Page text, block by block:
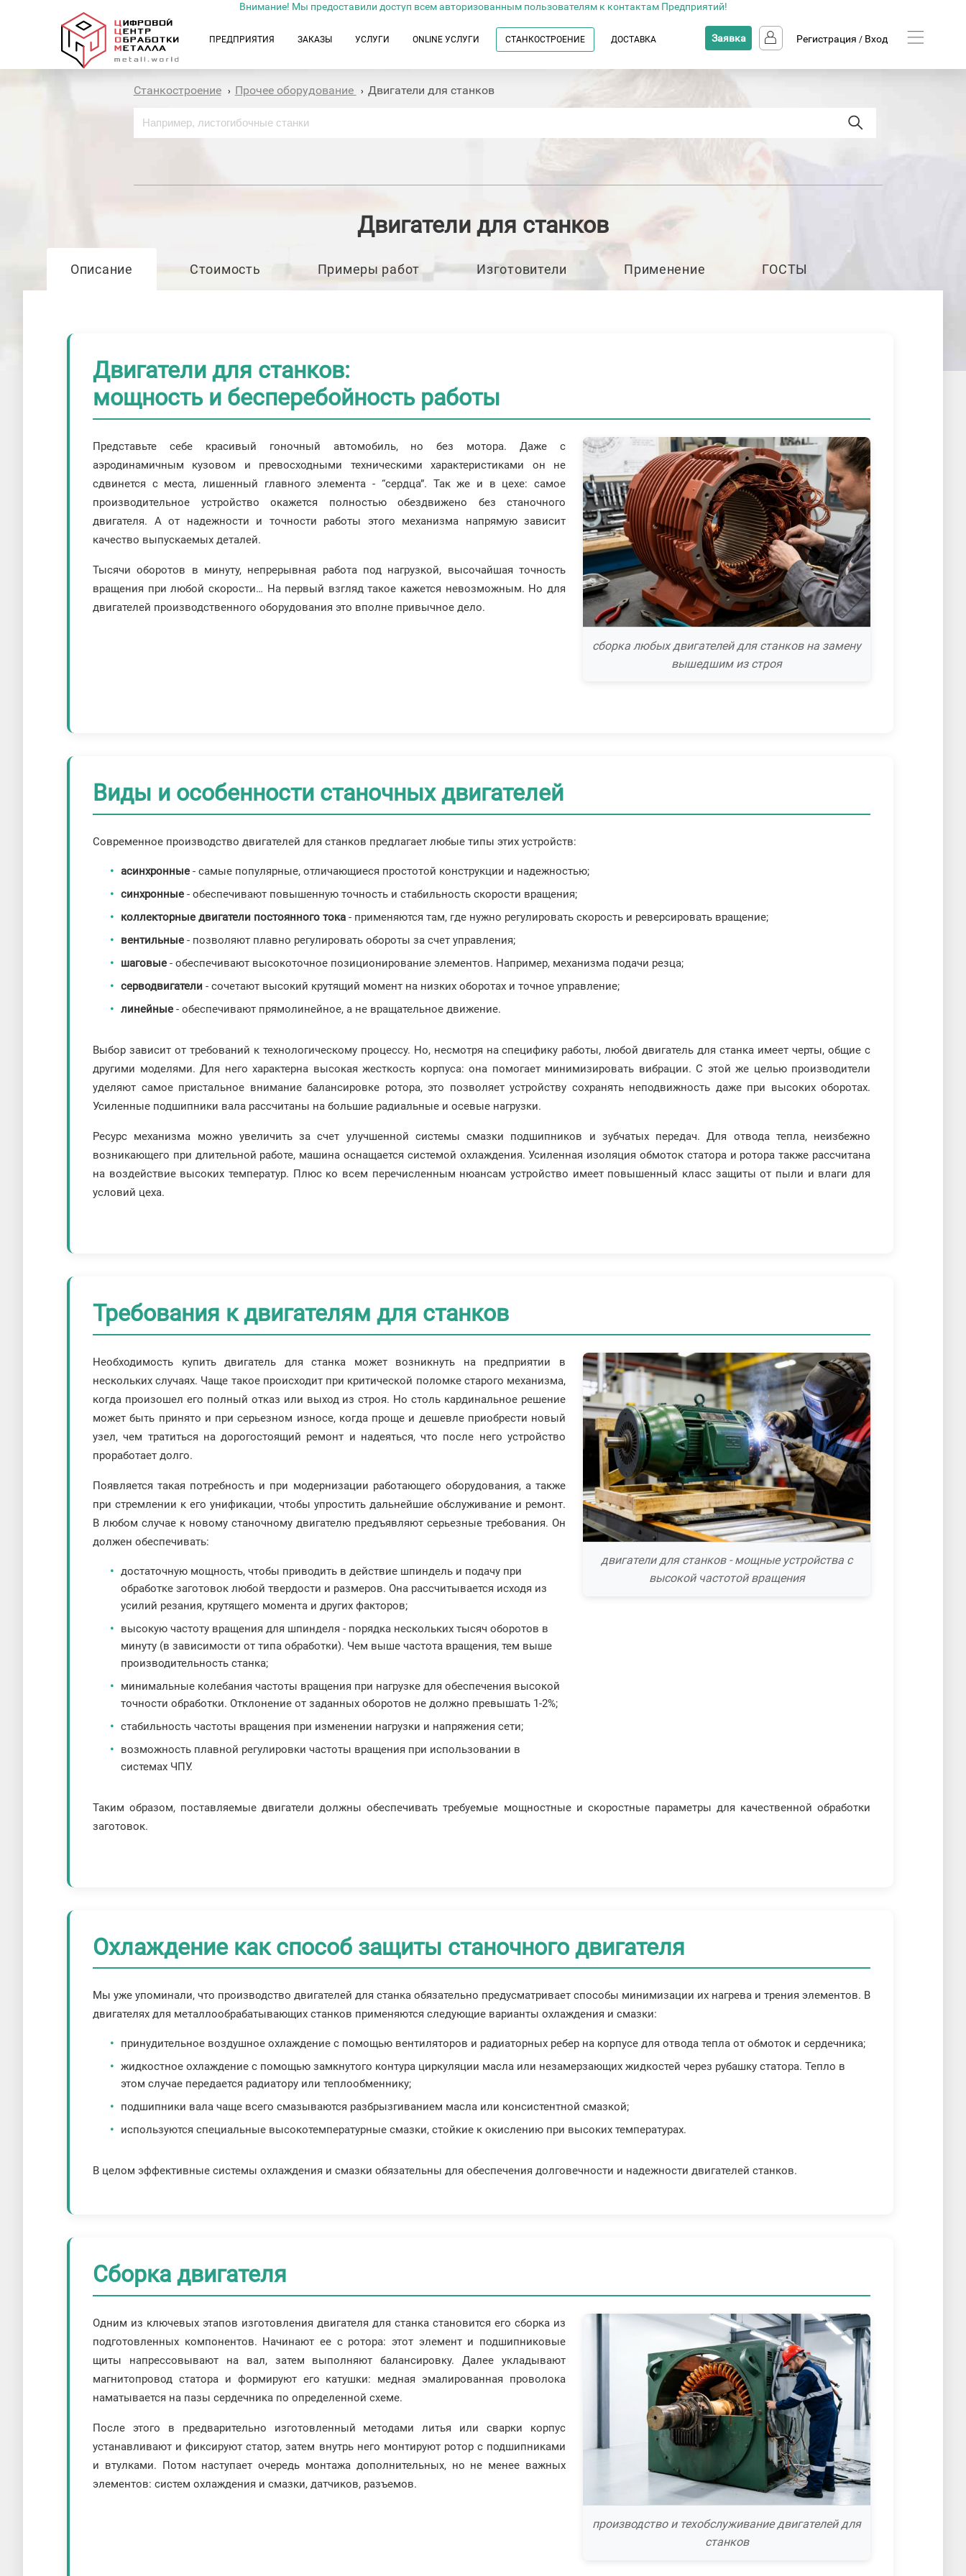
Внимание! Мы предоставили доступ всем авторизованным пользователям к контактам Предприятий!
ПРЕДПРИЯТИЯ ЗАКАЗЫ УСЛУГИ ONLINE УСЛУГИ СТАНКОСТРОЕНИЕ ДОСТАВКА Заявка Регистрация / Вход
Станкостроение› Прочее оборудование › Двигатели для станков
Двигатели для станков
Описание Стоимость Примеры работ Изготовители Применение ГОСТЫ
Двигатели для станков:
мощность и бесперебойность работы
сборка любых двигателей для станков на замену
вышедшим из строя
Представьте себе красивый гоночный автомобиль, но без мотора. Даже с
аэродинамичным кузовом и превосходными техническими характеристиками он не
сдвинется с места, лишенный главного элемента - “сердца”. Так же и в цехе: самое
производительное устройство окажется полностью обездвижено без станочного
двигателя. А от надежности и точности работы этого механизма напрямую зависит
качество выпускаемых деталей.
Тысячи оборотов в минуту, непрерывная работа под нагрузкой, высочайшая точность
вращения при любой скорости… На первый взгляд такое кажется невозможным. Но для
двигателей производственного оборудования это вполне привычное дело.
Виды и особенности станочных двигателей
Современное производство двигателей для станков предлагает любые типы этих устройств:
асинхронные - самые популярные, отличающиеся простотой конструкции и надежностью;
синхронные - обеспечивают повышенную точность и стабильность скорости вращения;
коллекторные двигатели постоянного тока - применяются там, где нужно регулировать скорость и реверсировать вращение;
вентильные - позволяют плавно регулировать обороты за счет управления;
шаговые - обеспечивают высокоточное позиционирование элементов. Например, механизма подачи резца;
серводвигатели - сочетают высокий крутящий момент на низких оборотах и точное управление;
линейные - обеспечивают прямолинейное, а не вращательное движение.
Выбор зависит от требований к технологическому процессу. Но, несмотря на специфику работы, любой двигатель для станка имеет черты, общие с
другими моделями. Для него характерна высокая жесткость корпуса: она помогает минимизировать вибрации. С этой же целью производители
уделяют самое пристальное внимание балансировке ротора, это позволяет устройству сохранять неподвижность даже при высоких оборотах.
Усиленные подшипники вала рассчитаны на большие радиальные и осевые нагрузки.
Ресурс механизма можно увеличить за счет улучшенной системы смазки подшипников и зубчатых передач. Для отвода тепла, неизбежно
возникающего при длительной работе, машина оснащается системой охлаждения. Усиленная изоляция обмоток статора и ротора также рассчитана
на воздействие высоких температур. Плюс ко всем перечисленным нюансам устройство имеет повышенный класс защиты от пыли и влаги для
условий цеха.
Требования к двигателям для станков
двигатели для станков - мощные устройства с
высокой частотой вращения
Необходимость купить двигатель для станка может возникнуть на предприятии в
нескольких случаях. Чаще такое происходит при критической поломке старого механизма,
когда произошел его полный отказ или выход из строя. Но столь кардинальное решение
может быть принято и при серьезном износе, когда проще и дешевле приобрести новый
узел, чем тратиться на дорогостоящий ремонт и надеяться, что после него устройство
проработает долго.
Появляется такая потребность и при модернизации работающего оборудования, а также
при стремлении к его унификации, чтобы упростить дальнейшие обслуживание и ремонт.
В любом случае к новому станочному двигателю предъявляют серьезные требования. Он
должен обеспечивать:
достаточную мощность, чтобы приводить в действие шпиндель и подачу при
обработке заготовок любой твердости и размеров. Она рассчитывается исходя из
усилий резания, крутящего момента и других факторов;
высокую частоту вращения для шпинделя - порядка нескольких тысяч оборотов в
минуту (в зависимости от типа обработки). Чем выше частота вращения, тем выше
производительность станка;
минимальные колебания частоты вращения при нагрузке для обеспечения высокой
точности обработки. Отклонение от заданных оборотов не должно превышать 1-2%;
стабильность частоты вращения при изменении нагрузки и напряжения сети;
возможность плавной регулировки частоты вращения при использовании в
системах ЧПУ.
Таким образом, поставляемые двигатели должны обеспечивать требуемые мощностные и скоростные параметры для качественной обработки
заготовок.
Охлаждение как способ защиты станочного двигателя
Мы уже упоминали, что производство двигателей для станка обязательно предусматривает способы минимизации их нагрева и трения элементов. В
двигателях для металлообрабатывающих станков применяются следующие варианты охлаждения и смазки:
принудительное воздушное охлаждение с помощью вентиляторов и радиаторных ребер на корпусе для отвода тепла от обмоток и сердечника;
жидкостное охлаждение с помощью замкнутого контура циркуляции масла или незамерзающих жидкостей через рубашку статора. Тепло в
этом случае передается радиатору или теплообменнику;
подшипники вала чаще всего смазываются разбрызгиванием масла или консистентной смазкой;
используются специальные высокотемпературные смазки, стойкие к окислению при высоких температурах.
В целом эффективные системы охлаждения и смазки обязательны для обеспечения долговечности и надежности двигателей станков.
Сборка двигателя
производство и техобслуживание двигателей для
станков
Одним из ключевых этапов изготовления двигателя для станка становится его сборка из
подготовленных компонентов. Начинают ее с ротора: этот элемент и подшипниковые
щиты напрессовывают на вал, затем выполняют балансировку. Далее укладывают
магнитопровод статора и формируют его катушки: медная эмалированная проволока
наматывается на пазы сердечника по определенной схеме.
После этого в предварительно изготовленный методами литья или сварки корпус
устанавливают и фиксируют статор, затем внутрь него монтируют ротор с подшипниками
и втулками. Потом наступает очередь монтажа дополнительных, но не менее важных
элементов: систем охлаждения и смазки, датчиков, разъемов.